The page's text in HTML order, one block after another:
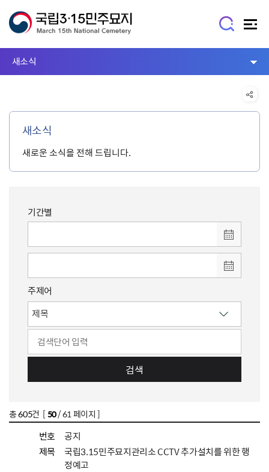
새소식
새소식
새로운 소식을 전해 드립니다.
기간별
주제어
검색
총605건 [50/ 61 페이지 ]
번호
공지
제목
국립3.15민주묘지관리소 CCTV 추가설치를 위한 행
정예고